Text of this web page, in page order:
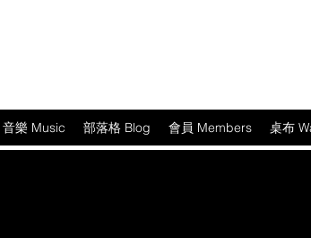
音樂 Music 部落格 Blog 會員 Members 桌布